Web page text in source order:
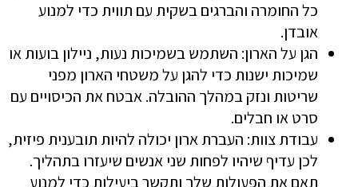
כל החומרה והברגים בשקית עם תווית כדי למנוע
אובדן.
הגן על הארון: השתמש בשמיכות נעות, ניילון בועות או
שמיכות ישנות כדי להגן על משטחי הארון מפני
שריטות ונזק במהלך ההובלה. אבטח את הכיסויים עם
סרט או חבלים.
עבודת צוות: העברת ארון יכולה להיות תובענית פיזית,
לכן עדיף שיהיו לפחות שני אנשים שיעזרו בתהליך.
תאם את הפעולות שלך ותקשר ביעילות כדי למנוע